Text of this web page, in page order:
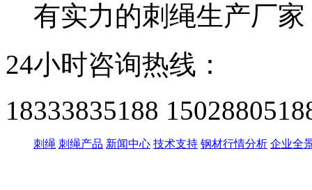
有实力的刺绳生产厂家
24小时咨询热线：
18333835188
刺绳 刺绳产品 新闻中心 技术支持 钢材行情分析 企业全